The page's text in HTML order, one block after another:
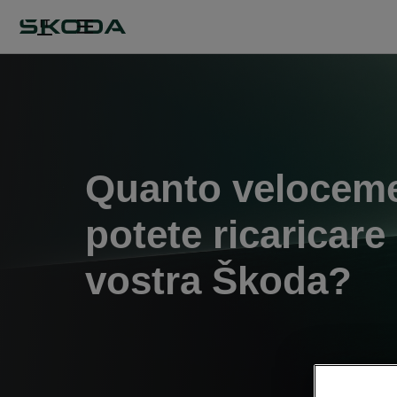
IT
Quanto
potete ricaricare
vostra Škoda?